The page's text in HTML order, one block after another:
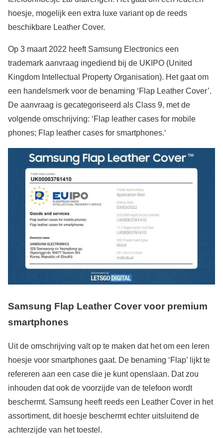
hoesje, mogelijk een extra luxe variant op de reeds
beschikbare Leather Cover.
Op 3 maart 2022 heeft Samsung Electronics een
trademark aanvraag ingediend bij de UKIPO (United
Kingdom Intellectual Property Organisation). Het gaat om
een handelsmerk voor de benaming ‘Flap Leather Cover’.
De aanvraag is gecategoriseerd als Class 9, met de
volgende omschrijving: ‘Flap leather cases for mobile
phones; Flap leather cases for smartphones.‘
Samsung Flap Leather Cover voor premium
smartphones
Uit de omschrijving valt op te maken dat het om een leren
hoesje voor smartphones gaat. De benaming ‘Flap’ lijkt te
refereren aan een case die je kunt openslaan. Dat zou
inhouden dat ook de voorzijde van de telefoon wordt
beschermt. Samsung heeft reeds een Leather Cover in het
assortiment, dit hoesje beschermt echter uitsluitend de
achterzijde van het toestel.